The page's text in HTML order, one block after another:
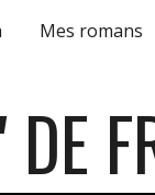
contentMes romans
DE